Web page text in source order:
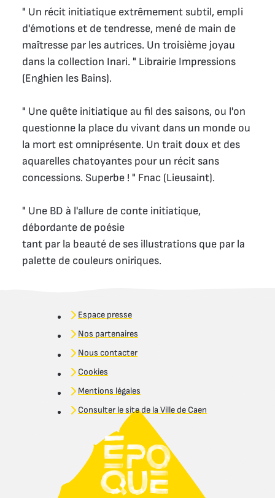
" Un récit initiatique extrêmement subtil, empli
d'émotions et de tendresse, mené de main de
maîtresse par les autrices. Un troisième joyau
dans la collection Inari. " Librairie Impressions
(Enghien les Bains).
" Une quête initiatique au fil des saisons, ou l'on
questionne la place du vivant dans un monde ou
la mort est omniprésente. Un trait doux et des
aquarelles chatoyantes pour un récit sans
concessions. Superbe ! " Fnac (Lieusaint).
" Une BD à l'allure de conte initiatique,
débordante de poésie
tant par la beauté de ses illustrations que par la
palette de couleurs oniriques.
Espace presse
Nos partenaires
Nous contacter
Cookies
Mentions légales
Consulter le site de la Ville de Caen